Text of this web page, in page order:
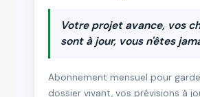
Votre projet avance, vos
sont à jour, vous n'êtes
Abonnement mensuel pour
dossier vivant, vos prévisions à